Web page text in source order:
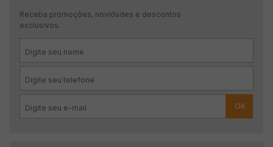
Receba promoções, novidades e descontos
exclusivos.
OK